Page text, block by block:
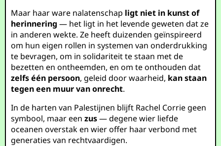
Maar haar ware nalatenschap ligt niet in kunst of
herinnering — het ligt in het levende geweten dat ze
in anderen wekte. Ze heeft duizenden geïnspireerd
om hun eigen rollen in systemen van onderdrukking
te bevragen, om in solidariteit te staan met de
bezetten en ontheemden, en om te onthouden dat
zelfs één persoon, geleid door waarheid, kan staan
tegen een muur van onrecht.
In de harten van Palestijnen blijft Rachel Corrie geen
symbool, maar eenzus— degene wier liefde
oceanen overstak en wier offer haar verbond met
generaties van rechtvaardigen.